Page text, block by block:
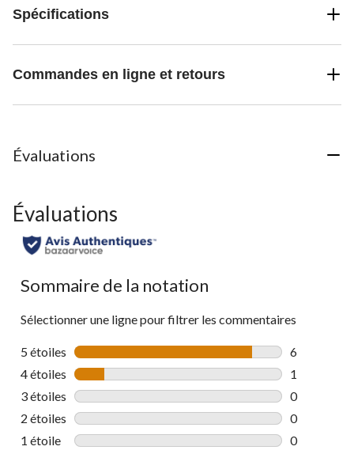
Spécifications
Commandes en ligne et retours
Évaluations
Évaluations
Sommaire de la notation
Sélectionner une ligne pour filtrer les commentaires
5 étoiles étoiles
6
6
4 étoiles étoiles
1
1
3 étoiles étoiles
0
0
2 étoiles étoiles
0
0
1 étoile étoiles
0